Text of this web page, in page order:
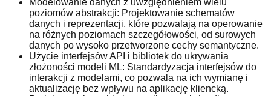
poziomów abstrakcji: Projektowanie schematów
danych i reprezentacji, które pozwalają na operowanie
na różnych poziomach szczegółowości, od surowych
danych po wysoko przetworzone cechy semantyczne.
Użycie interfejsów API i bibliotek do ukrywania
złożoności modeli ML: Standardyzacja interfejsów do
interakcji z modelami, co pozwala na ich wymianę i
aktualizację bez wpływu na aplikację kliencką.